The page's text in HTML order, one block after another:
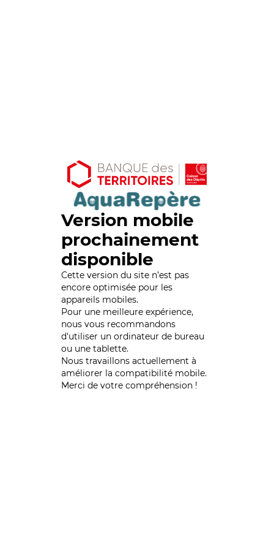
Version mobile
prochainement
disponible
Cette version du site n’est pas
encore optimisée pour les
appareils mobiles.
Pour une meilleure expérience,
nous vous recommandons
d'utiliser un ordinateur de bureau
ou une tablette.
Nous travaillons actuellement à
améliorer la compatibilité mobile.
Merci de votre compréhension !